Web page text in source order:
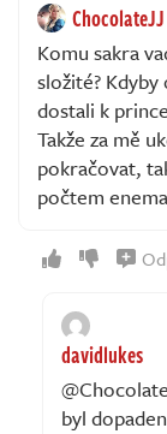
ChocolateJJ
Komu sakra
složité? Kdyby
dostali k
Takže za mě
pokračovat,
počtem
davidlukes
byl